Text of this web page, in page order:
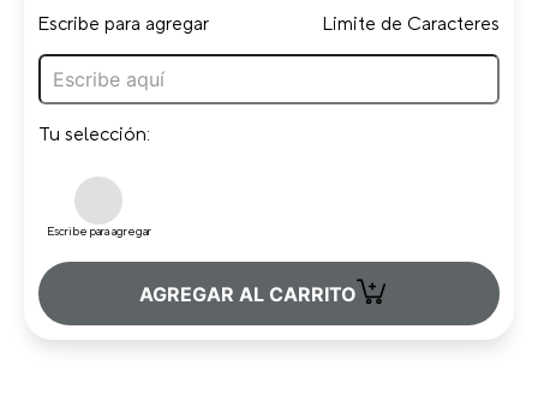
Escribe para agregar Limite de Caracteres
Tu selección:
Escribe para agregar
AGREGAR AL CARRITO +